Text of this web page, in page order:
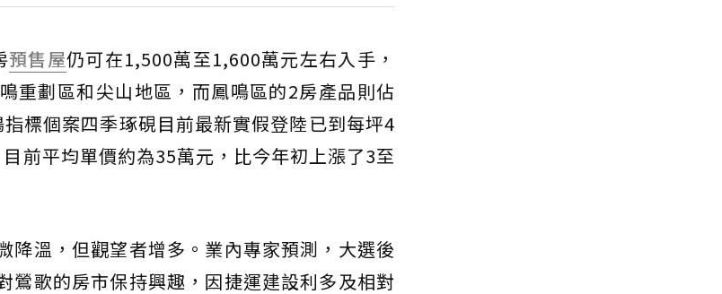
預售屋仍可在1,500萬至1,600萬元左右入手，
重劃區和尖山地區，而鳳鳴區的2房產品則佔
標個案四季琢硯目前最新實假登陸已到每坪4
前平均單價約為35萬元，比今年初上漲了3至
降溫，但觀望者增多。業內專家預測，大選後
鶯歌的房市保持興趣，因捷運建設利多及相對